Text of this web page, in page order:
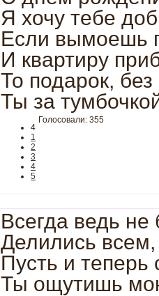
Я хочу тебе
Если вымоешь
И квартиру
То подарок,
Ты за
4
1
2
3
4
5
Голосовали: 355
Всегда ведь не
Делились всем,
Пусть и теперь
Ты ощутишь